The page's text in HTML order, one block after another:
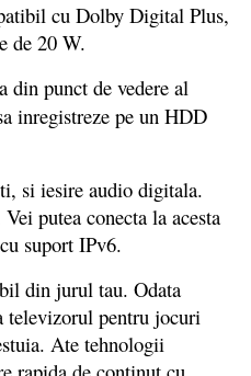
cu Dolby Digital Plus,
de 20 W.
din punct de vedere al
inregistreze pe un HDD
si iesire audio digitala.
putea conecta la acesta
suport IPv6.
din jurul tau. Odata
televizorul pentru jocuri
Ate tehnologii